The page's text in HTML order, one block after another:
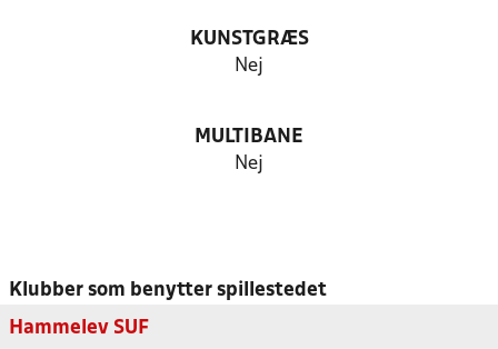
KUNSTGRÆS
Nej
MULTIBANE
Nej
Klubber som benytter spillestedet
Hammelev SUF